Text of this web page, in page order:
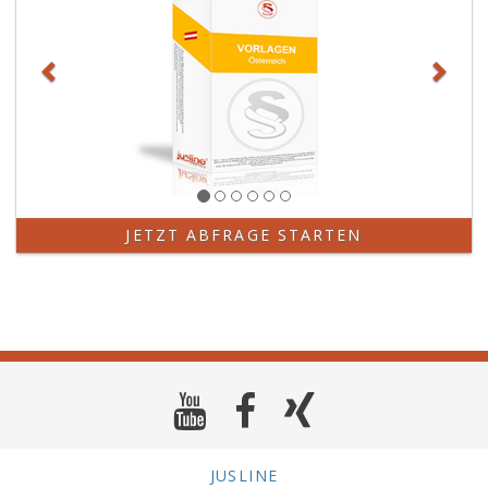
JETZT ABFRAGE STARTEN
JUSLINE